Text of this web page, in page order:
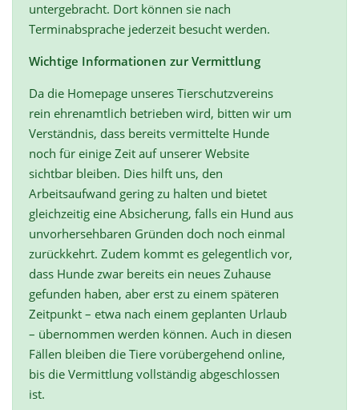
untergebracht. Dort können sie nach
Terminabsprache jederzeit besucht werden.
Wichtige Informationen zur Vermittlung
Da die Homepage unseres Tierschutzvereins
rein ehrenamtlich betrieben wird, bitten wir um
Verständnis, dass bereits vermittelte Hunde
noch für einige Zeit auf unserer Website
sichtbar bleiben. Dies hilft uns, den
Arbeitsaufwand gering zu halten und bietet
gleichzeitig eine Absicherung, falls ein Hund aus
unvorhersehbaren Gründen doch noch einmal
zurückkehrt. Zudem kommt es gelegentlich vor,
dass Hunde zwar bereits ein neues Zuhause
gefunden haben, aber erst zu einem späteren
Zeitpunkt – etwa nach einem geplanten Urlaub
– übernommen werden können. Auch in diesen
Fällen bleiben die Tiere vorübergehend online,
bis die Vermittlung vollständig abgeschlossen
ist.